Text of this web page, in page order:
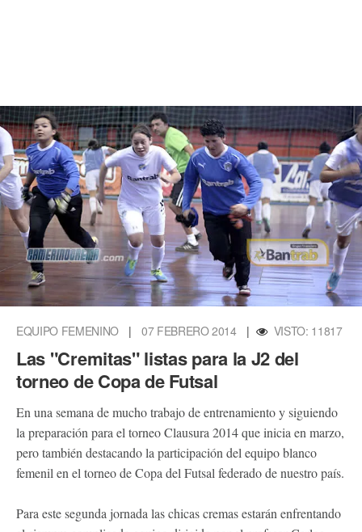
EQUIPO FEMENINO | 07 FEBRERO 2014 | VISTO: 11817
Las "Cremitas" listas para la J2 del
torneo de Copa de Futsal
En una semana de mucho trabajo de entrenamiento y siguiendo
la preparación para el torneo Clausura 2014 que inicia en marzo,
pero también destacando la participación del equipo blanco
femenil en el torneo de Copa del Futsal federado de nuestro país.
Para este segunda jornada las chicas cremas estarán enfrentando